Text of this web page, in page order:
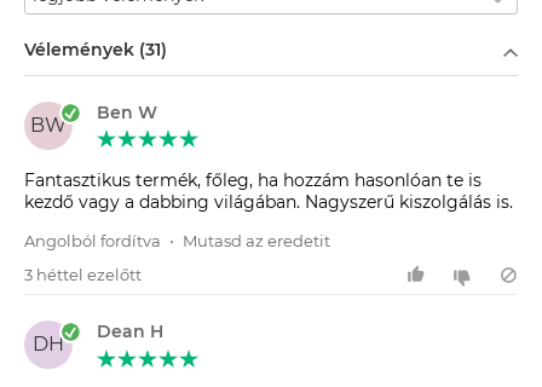
Vélemények (31)
BW
Ben W
Fantasztikus termék, főleg, ha hozzám hasonlóan te is
kezdő vagy a dabbing világában. Nagyszerű kiszolgálás is.
Angolból fordítva • Mutasd az eredetit
3 héttel ezelőtt
DH
Dean H